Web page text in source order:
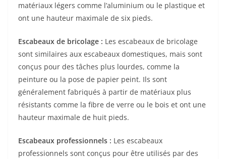
matériaux légers comme l’aluminium ou le plastique et
ont une hauteur maximale de six pieds.
Escabeaux de bricolage : Les escabeaux de bricolage
sont similaires aux escabeaux domestiques, mais sont
conçus pour des tâches plus lourdes, comme la
peinture ou la pose de papier peint. Ils sont
généralement fabriqués à partir de matériaux plus
résistants comme la fibre de verre ou le bois et ont une
hauteur maximale de huit pieds.
Escabeaux professionnels : Les escabeaux
professionnels sont conçus pour être utilisés par des